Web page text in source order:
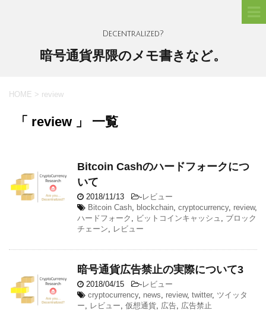
Decentralized?
暗号通貨界隈のメモ書きなど。
HOME > review
「 review 」 一覧
Bitcoin Cashのハードフォークにつ
いて
2018/11/13 -レビュー
Bitcoin Cash blockchain cryptocurrency, review,
ハードフォーク
ビットコインキャッシュ
ブロック
チェーン
レビュー
暗号通貨広告禁止の実際について3
2018/04/15 -レビュー
cryptocurrency, news review, twitter, ツイッタ
ー
レビュー 仮想通貨 広告 広告禁止